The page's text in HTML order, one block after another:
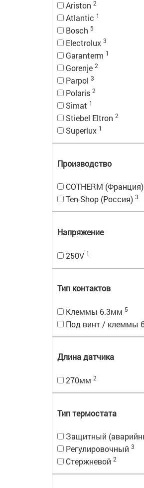
Ariston 2
Atlantic 1
Bosch 5
Electrolux 3
Garanterm 1
Gorenje 2
Parpol 3
Polaris 2
Simat 1
Stiebel Eltron 2
Superlux 1
Производство
COTHERM (Франция)
Ten-Shop (Россия) 3
Напряжение
250V 1
Тип контактов
Клеммы 6.3мм 5
Под винт / клеммы
Длина датчика
270мм 2
Тип термостата
Защитный
Регулировочный 3
Стержневой 2